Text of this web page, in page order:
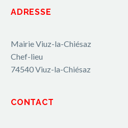
ADRESSE
Mairie Viuz-la-Chiésaz
Chef-lieu
74540 Viuz-la-Chiésaz
CONTACT